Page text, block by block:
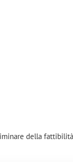
della fattibilità